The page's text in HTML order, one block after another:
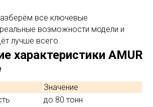
все ключевые
реальные возможности модели и
лучше всего.
характеристики AMUR
Значение
до 80 тонн